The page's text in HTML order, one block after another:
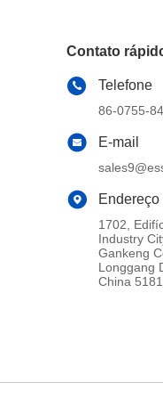
Contato
Telefone
86-0755-
E-mail
Endereço
1702,
Industry
Gankeng
Longgang
China